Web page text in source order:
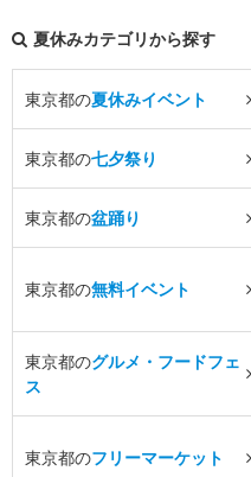
夏休みカテゴリから探す
東京都の夏休みイベント
東京都の七夕祭り
東京都の盆踊り
東京都の無料イベント
東京都のグルメ・フードフェ
ス
東京都のフリーマーケット